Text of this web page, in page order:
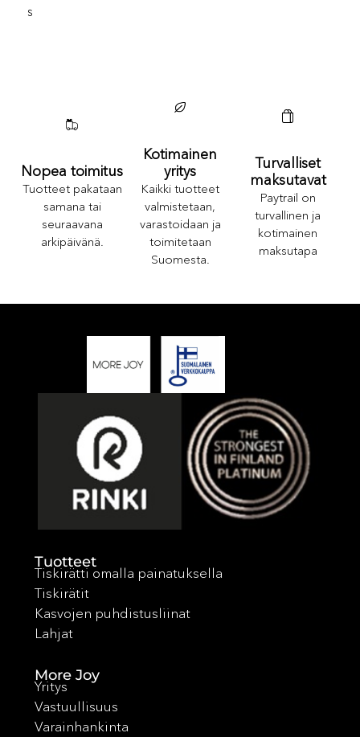
S
Nopea toimitus
Tuotteet pakataan
samana tai
seuraavana
arkipäivänä.
Kotimainen
yritys
Kaikki tuotteet
valmistetaan,
varastoidaan ja
toimitetaan
Suomesta.
Turvalliset
maksutavat
Paytrail on
turvallinen ja
kotimainen
maksutapa
Tuotteet
Tiskirätti omalla painatuksella
Tiskirätit
Kasvojen puhdistusliinat
Lahjat
More Joy
Yritys
Vastuullisuus
Varainhankinta